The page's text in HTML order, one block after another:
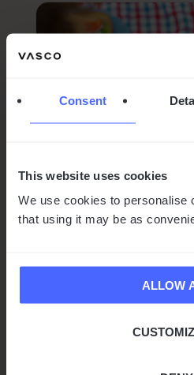
Consent
This website uses cookies
We use cookies to personalise
that using it may be as
ALLOW
Le futur de la
| Fév 3,
1 min de lecture
Nous souhaitons vous